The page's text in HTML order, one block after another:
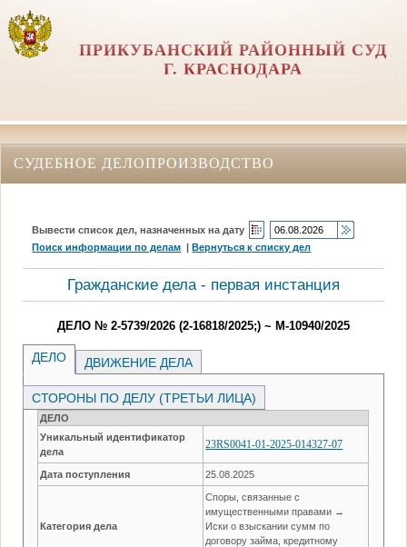
ПРИКУБАНСКИЙ РАЙОННЫЙ СУД
Г. КРАСНОДАРА
СУДЕБНОЕ ДЕЛОПРОИЗВОДСТВО
Вывести список дел, назначенных на дату
Поиск информации по делам |Вернуться к списку дел
Гражданские дела - первая инстанция
ДЕЛО № 2-5739/2026 (2-16818/2025;) ~ М-10940/2025
ДЕЛО ДВИЖЕНИЕ ДЕЛА
СТОРОНЫ ПО ДЕЛУ (ТРЕТЬИ ЛИЦА)
ДЕЛО
Уникальный идентификатор
дела
23RS0041-01-2025-014327-07
Дата поступления 25.08.2025
Категория дела
Споры, связанные с
имущественными правами →
Иски о взыскании сумм по
договору займа, кредитному